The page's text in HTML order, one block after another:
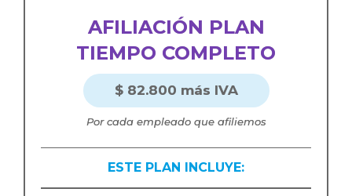
AFILIACIÓN PLAN
TIEMPO COMPLETO
$ 82.800 más IVA
Por cada empleado que afiliemos
ESTE PLAN INCLUYE: